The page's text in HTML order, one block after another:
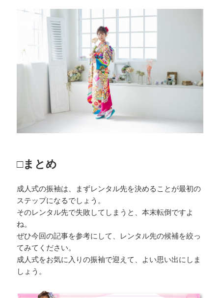
□まとめ
成人式の振袖は、まずレンタル先を決めることが最初の
ステップになるでしょう。
そのレンタル先で失敗してしまうと、本末転倒ですよ
ね。
ぜひ今回の記事を参考にして、レンタル先の候補を絞っ
てみてください。
成人式をお気に入りの振袖で迎えて、よい思い出にしま
しょう。